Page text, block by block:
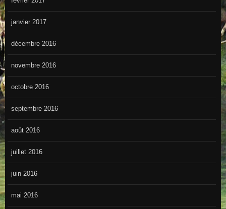
janvier 2017
décembre 2016
novembre 2016
octobre 2016
septembre 2016
août 2016
juillet 2016
juin 2016
mai 2016